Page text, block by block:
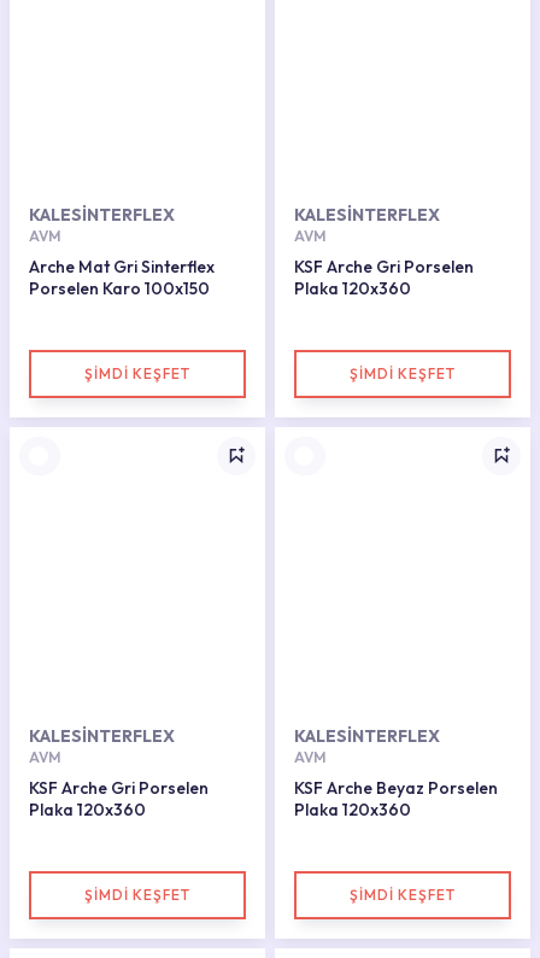
KALESİNTERFLEX
AVM
Arche Mat Gri Sinterflex
Porselen Karo 100x150
ŞİMDİ KEŞFET
KALESİNTERFLEX
AVM
KSF Arche Gri Porselen
Plaka 120x360
ŞİMDİ KEŞFET
KALESİNTERFLEX
AVM
KSF Arche Gri Porselen
Plaka 120x360
ŞİMDİ KEŞFET
KALESİNTERFLEX
AVM
KSF Arche Beyaz Porselen
Plaka 120x360
ŞİMDİ KEŞFET